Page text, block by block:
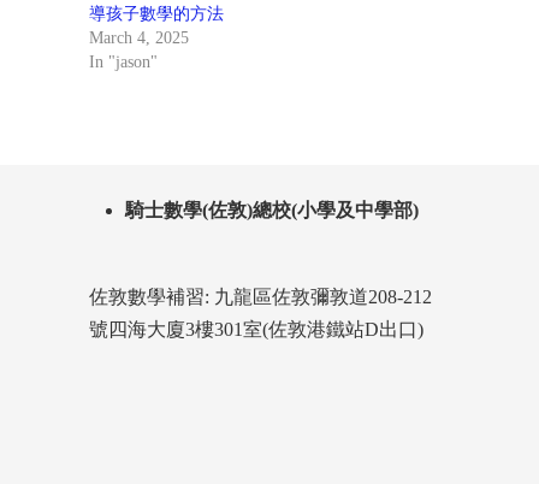
導孩子數學的方法
March 4, 2025
In "jason"
騎士數學(佐敦)總校(小學及中學部)
佐敦數學補習: 九龍區佐敦彌敦道208-212
號四海大廈3樓301室(佐敦港鐵站D出口)